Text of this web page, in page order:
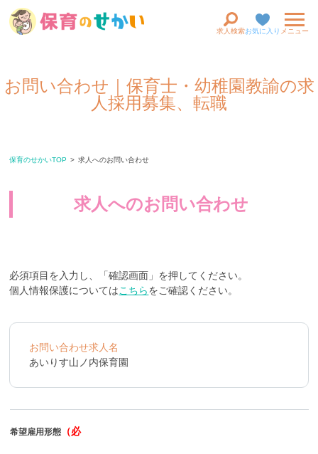
求人検索お気に入り メニュー
お問い合わせ｜保育士・幼稚園教諭の求
人採用募集、転職
保育のせかいTOP 求人へのお問い合わせ
求人へのお問い合わせ
必須項目を入力し、「確認画面」を押してください。
個人情報保護についてはこちらをご確認ください。
お問い合わせ求人名
あいりす山ノ内保育園
希望雇用形態（必